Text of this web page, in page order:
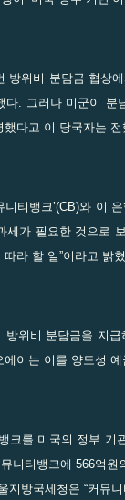
방위비 분담금 협상
다. 그러나 미군이 분
했다고 이 당국자는 전
니티뱅크’(CB)와 이
세가 필요한 것으로
라 할 일”이라고 밝
방위비 분담금을 지
이는 이를 양도성
크를 미국의 정부 기
니티뱅크에 566억
지방국세청은 “커뮤